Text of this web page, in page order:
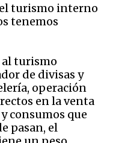
turismo interno
tenemos
al turismo
de divisas y
operación
en la venta
consumos que
pasan, el